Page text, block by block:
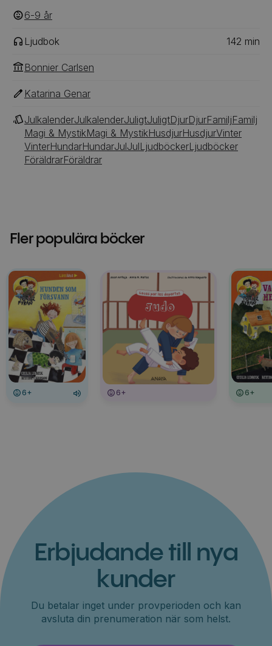
en pappersstjärna i guld på fritids börjar allt
6-9 ‎‎ år
Ljudbok 142 min
Bonnier Carlsen
Katarina Genar
JulkalenderJulkalenderJuligtJuligtDjurDjurFamiljFamilj
Magi & MystikMagi & MystikHusdjurHusdjurVinter
VinterHundarHundarJulJulLjudböckerLjudböcker
FöräldrarFöräldrar
Fler populära böcker
6+ 6+ 6+
Erbjudande till nya
kunder
Du betalar inget under provperioden och kan
avsluta din prenumeration när som helst.